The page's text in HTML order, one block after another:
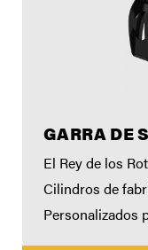
GARRA DE
El Rey de los
Cilindros de
Personalizados